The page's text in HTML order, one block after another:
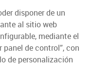
disponer de un
al sitio web
mediante el
panel de control”, con
de personalización